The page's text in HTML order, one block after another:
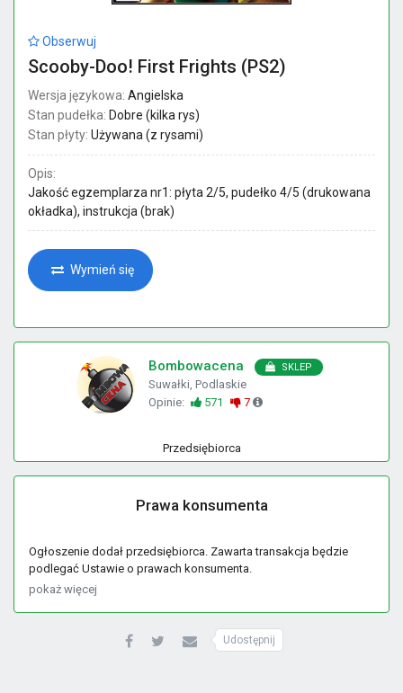
Obserwuj
Scooby-Doo! First Frights (PS2)
Wersja językowa: Angielska
Stan pudełka: Dobre (kilka rys)
Stan płyty: Używana (z rysami)
Opis:
Jakość egzemplarza nr1: płyta 2/5, pudełko 4/5 (drukowana
okładka), instrukcja (brak)
Wymień się
Bombowacena SKLEP
Suwałki, Podlaskie
Opinie:
571 7
Przedsiębiorca
Prawa konsumenta
Ogłoszenie dodał przedsiębiorca. Zawarta transakcja będzie
podlegać Ustawie o prawach konsumenta.
pokaż więcej
Udostępnij